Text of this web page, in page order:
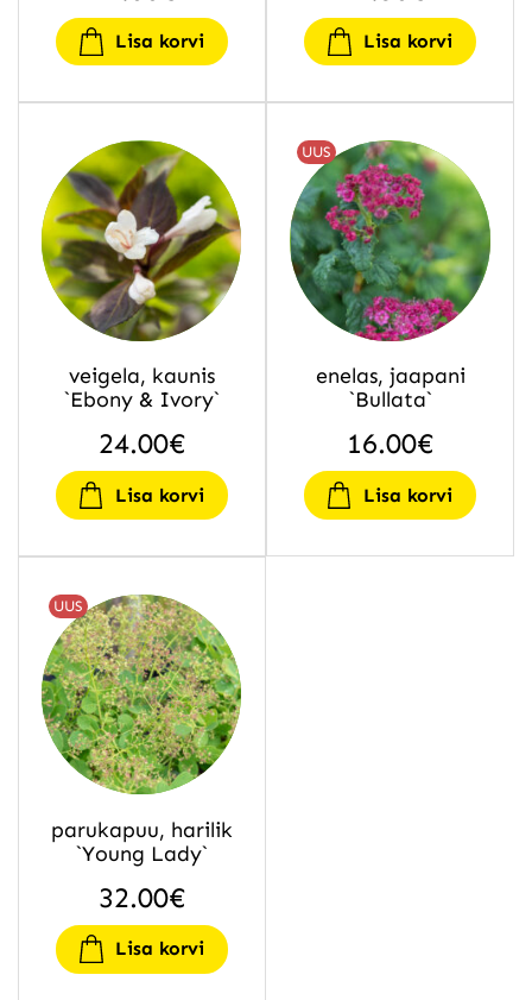
Lisa korvi Lisa korvi
veigela, kaunis
`Ebony & Ivory`
24.00€
Lisa korvi
UUS
enelas, jaapani
`Bullata`
16.00€
Lisa korvi
UUS
parukapuu, harilik
`Young Lady`
32.00€
Lisa korvi